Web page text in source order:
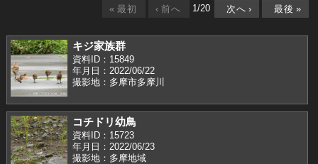
« 最初 ‹ 前へ 1/20 次へ › 最後 »
キジ家族群
資料ID：15849
年月日：2022/06/22
撮影地：多摩市多摩川
コチドリ幼鳥
資料ID：15723
年月日：2022/06/23
撮影地：多摩地域